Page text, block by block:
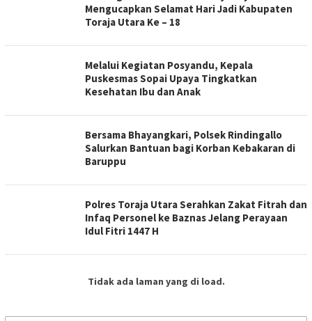
Mengucapkan Selamat Hari Jadi Kabupaten
Toraja Utara Ke – 18
Melalui Kegiatan Posyandu, Kepala
Puskesmas Sopai Upaya Tingkatkan
Kesehatan Ibu dan Anak
Bersama Bhayangkari, Polsek Rindingallo
Salurkan Bantuan bagi Korban Kebakaran di
Baruppu
Polres Toraja Utara Serahkan Zakat Fitrah dan
Infaq Personel ke Baznas Jelang Perayaan
Idul Fitri 1447 H
Tidak ada laman yang di load.